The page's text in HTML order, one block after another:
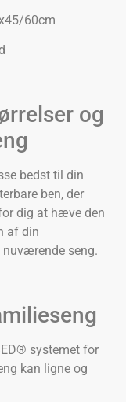
60cm
og
bedst til din
ben, der
dig at hæve den
af din
nuværende seng.
systemet for
kan ligne og